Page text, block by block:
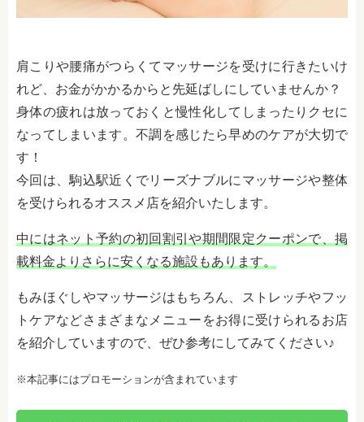
肩こりや腰痛がつらくてマッサージを受けに行きたいけ
れど、お金がかかるからと先延ばしにしていませんか？
身体の疲れは放っておくと慢性化してしまったりクセに
なってしまいます。不調を感じたら早めのケアが大切で
す！
今回は、駒込駅近くでリーズナブルにマッサージや整体
を受けられるオススメ店を紹介いたします。
中にはネット予約の初回割引や期間限定クーポンで、掲
載料金よりさらに安くなる施設もあります。
もみほぐしやマッサージはもちろん、ストレッチやフッ
トケアなどさまざまなメニューをお得に受けられるお店
を紹介していますので、ぜひ参考にしてみてください♪
※本記事にはプロモーションが含まれています